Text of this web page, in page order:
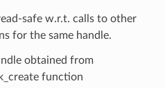
safe w.r.t. calls to other
for the same handle.
obtained from
function